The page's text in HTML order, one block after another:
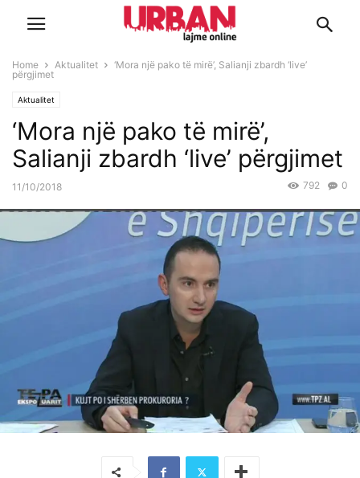
Home Aktualitet
‘Mora një pako të mirë’, Salianji zbardh ‘live’
përgjimet
Aktualitet
‘Mora një pako të mirë’,
Salianji zbardh ‘live’ përgjimet
11/10/2018 0
792